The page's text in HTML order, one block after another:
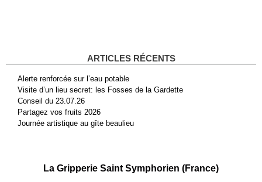
ARTICLES RÉCENTS
Alerte renforcée sur l’eau potable
Visite d’un lieu secret: les Fosses de la Gardette
Conseil du 23.07.26
Partagez vos fruits 2026
Journée artistique au gîte beaulieu
La Gripperie Saint Symphorien (France)